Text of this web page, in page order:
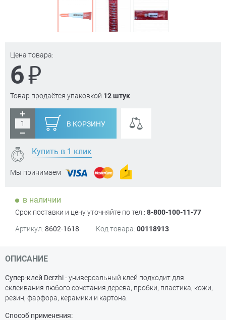
Цена товара:
6₽
Товар продаётся упаковкой 12 штук
В КОРЗИНУ
Купить в 1 клик
Мы принимаем
в наличии
Срок поставки и цену уточняйте по тел.: 8-800-100-11-77
Артикул: 8602-1618 Код товара: 00118913
ОПИСАНИЕ
Супер-клей Derzhi- универсальный клей подходит для
склеивания любого сочетания дерева, пробки, пластика, кожи,
резин, фарфора, керамики и картона.
Способ применения: